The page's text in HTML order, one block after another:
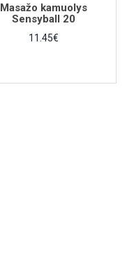
Masažo kamuolys
Sensyball 20
11.45€